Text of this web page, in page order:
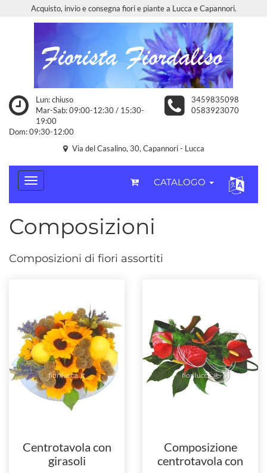
Acquisto, invio e consegna fiori e piante a Lucca e Capannori.
Lun: chiuso
Mar-Sab: 09:00-12:30 / 15:30-
19:00
Dom: 09:30-12:00
3459835098
0583923070
Via del Casalino, 30, Capannori - Lucca
CATALOGO
Composizioni
Composizioni di fiori assortiti
Centrotavola con
girasoli
Composizione
centrotavola con